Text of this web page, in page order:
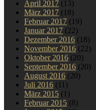
April 2017 (13)
März 2017 (18)
Februar 2017 (19)
Januar 2017 (22)
Dezember 2016 (18)
November 2016 (22)
Oktober 2016 (20)
September 2016 (20)
August 2016 (20)
Juli 2016 (11)
März 2015 (1)
Februar 2015 (8)